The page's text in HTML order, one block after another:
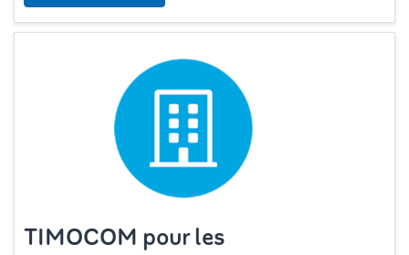
TIMOCOM pour les